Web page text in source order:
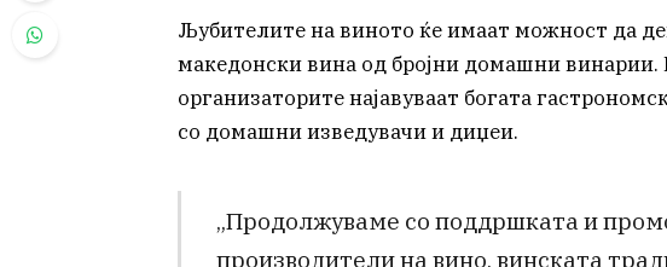
Љубителите на виното ќе имаат можност да
македонски вина од бројни домашни винарии.
организаторите најавуваат богата
со домашни изведувачи и диџеи.
„Продолжуваме со поддршката и
производители на вино, винската